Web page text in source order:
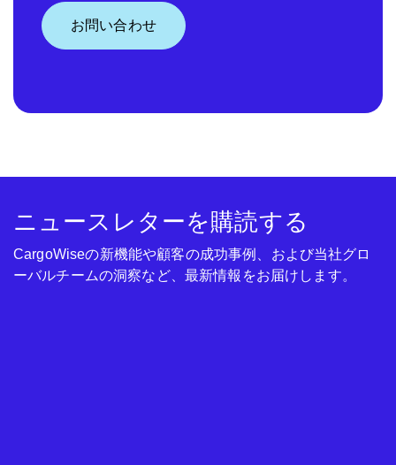
お問い合わせ
ニュースレターを購読する
CargoWiseの新機能や顧客の成功事例、および当社グロ
ーバルチームの洞察など、最新情報をお届けします。